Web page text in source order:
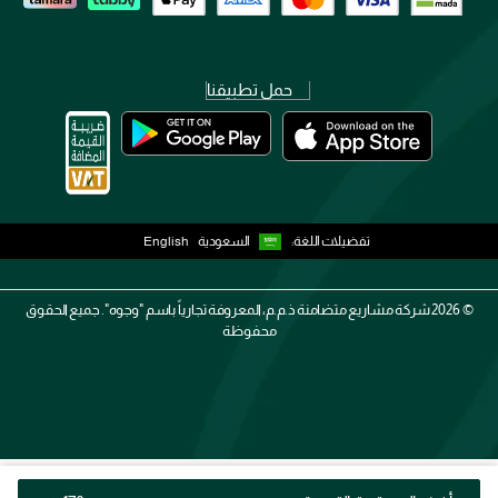
حمل تطبيقنا
تفضيلات اللغة: السعودية English
2026 ©شركة مشاريع متضامنة ذ.م.م، المعروفة تجارياً باسم "وجوه". جميع الحقوق
محفوظة